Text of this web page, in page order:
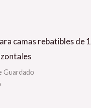
camas rebatibles de 1
Guardado